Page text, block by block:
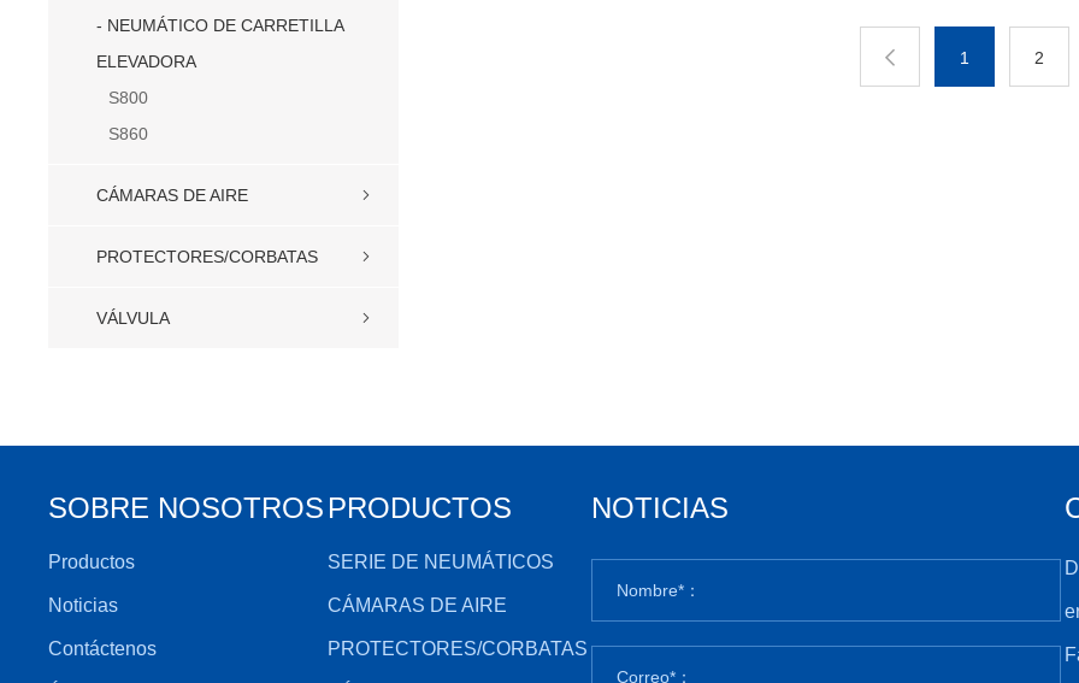
NEUMÁTICO DE CARRETILLA
ELEVADORA
S800
S860
CÁMARAS DE AIRE
PROTECTORES/CORBATAS
VÁLVULA
1 2
SOBRE NOSOTROS
Productos
Noticias
Contáctenos
PRODUCTOS
SERIE DE NEUMÁTICOS
CÁMARAS DE AIRE
PROTECTORES/CORBATAS
NOTICIAS